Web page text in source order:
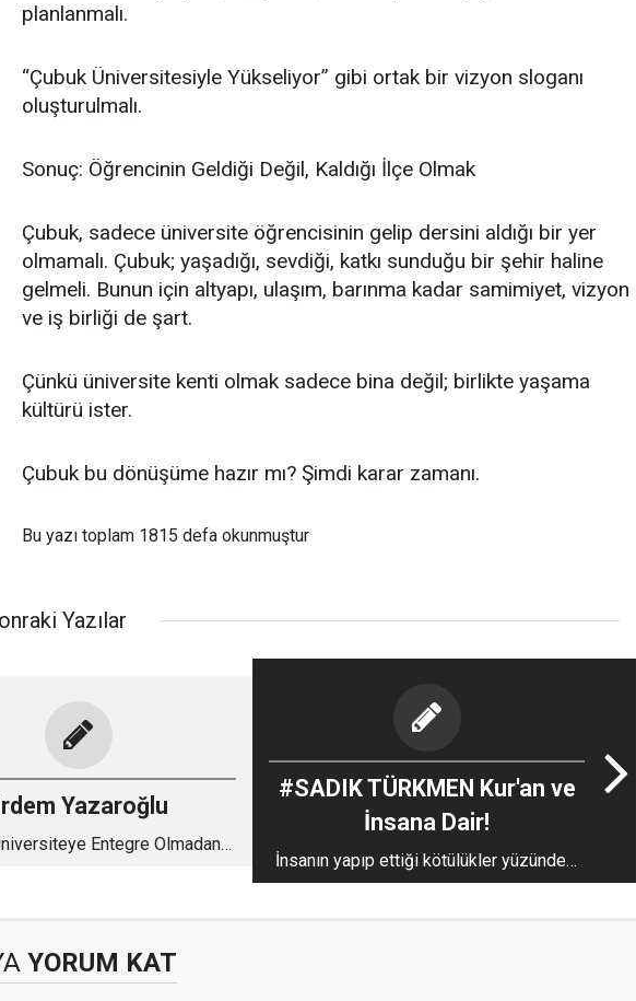
planlanmalı.
“Çubuk Üniversitesiyle Yükseliyor” gibi ortak bir vizyon sloganı
oluşturulmalı.
Sonuç: Öğrencinin Geldiği Değil, Kaldığı İlçe Olmak
Çubuk, sadece üniversite öğrencisinin gelip dersini aldığı bir yer
olmamalı. Çubuk; yaşadığı, sevdiği, katkı sunduğu bir şehir haline
gelmeli. Bunun için altyapı, ulaşım, barınma kadar samimiyet, vizyon
ve iş birliği de şart.
Çünkü üniversite kenti olmak sadece bina değil; birlikte yaşama
kültürü ister.
Çubuk bu dönüşüme hazır mı? Şimdi karar zamanı.
Bu yazı toplam 1815 defa okunmuştur
Yazılar
Yazaroğlu
Entegre Olmadan
#SADIK TÜRKMEN Kur'an ve
İnsana Dair!
İnsanın yapıp ettiği kötülükler yüzündeki
nuru / ışığı alır?!
YORUM KAT